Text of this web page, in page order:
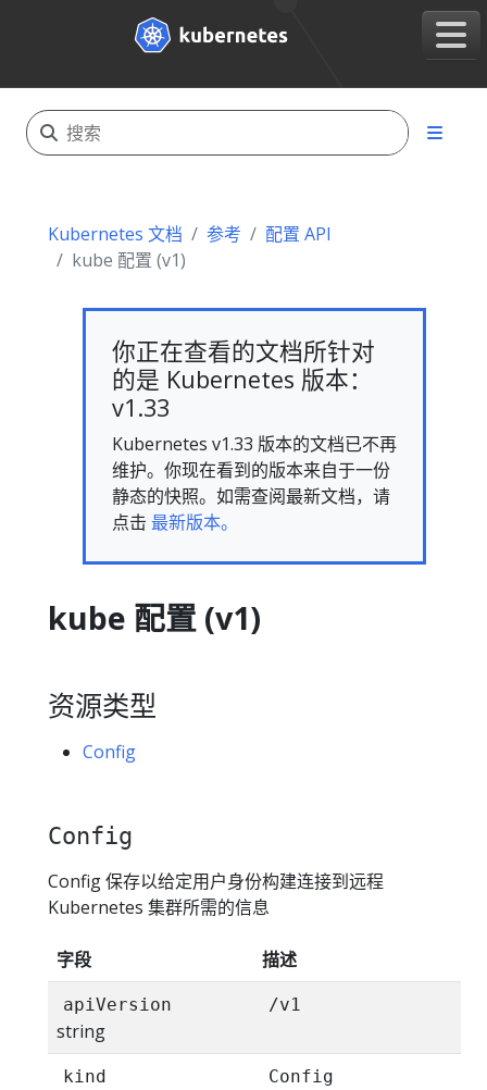
Kubernetes 文档 参考
配置 API
kube 配置 (v1)
你正在查看的文档所针对
的是 Kubernetes 版本：
v1.33
Kubernetes v1.33 版本的文档已不再
维护。你现在看到的版本来自于一份
静态的快照。如需查阅最新文档，请
点击 最新版本。
kube 配置 (v1)
资源类型
Config
Config
Config 保存以给定用户身份构建连接到远程
Kubernetes 集群所需的信息
字段 描述
apiVersion
string
/v1
kind Config